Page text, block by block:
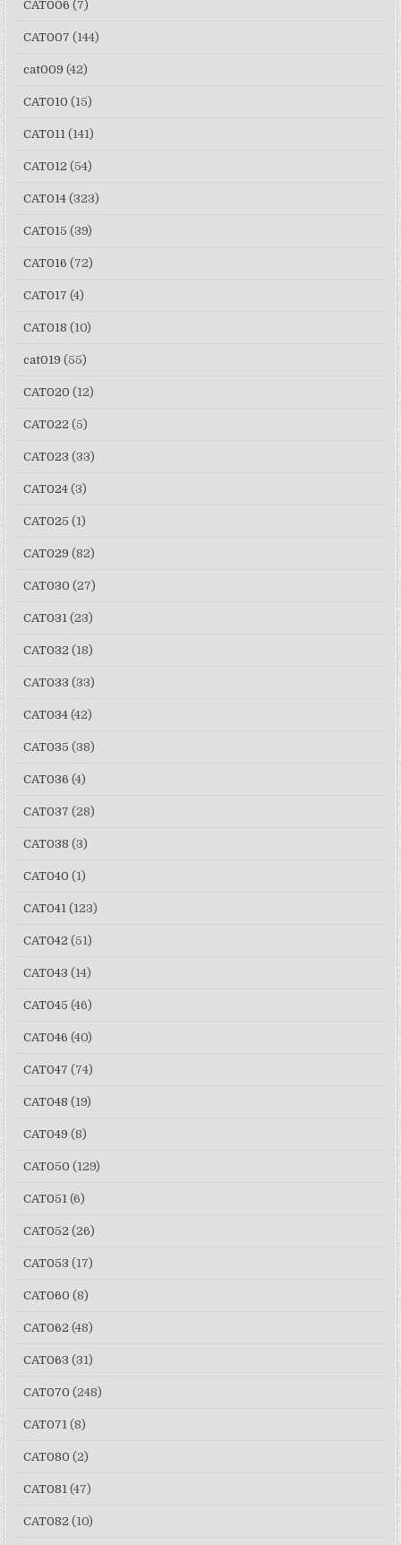
CAT006 (7)
CAT007 (144)
cat009 (42)
CAT010 (15)
CAT011 (141)
CAT012 (54)
CAT014 (323)
CAT015 (39)
CAT016 (72)
CAT017 (4)
CAT018 (10)
cat019 (55)
CAT020 (12)
CAT022 (5)
CAT023 (33)
CAT024 (3)
CAT025 (1)
CAT029 (82)
CAT030 (27)
CAT031 (23)
CAT032 (18)
CAT033 (33)
CAT034 (42)
CAT035 (38)
CAT036 (4)
CAT037 (28)
CAT038 (3)
CAT040 (1)
CAT041 (123)
CAT042 (51)
CAT043 (14)
CAT045 (46)
CAT046 (40)
CAT047 (74)
CAT048 (19)
CAT049 (8)
CAT050 (129)
CAT051 (6)
CAT052 (26)
CAT053 (17)
CAT060 (8)
CAT062 (48)
CAT063 (31)
CAT070 (248)
CAT071 (8)
CAT080 (2)
CAT081 (47)
CAT082 (10)